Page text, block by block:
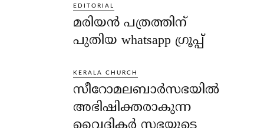
EDITORIAL
മരിയൻ പത്രത്തിന്
പുതിയ whatsapp ഗ്രൂപ്പ്
KERALA CHURCH
സീറോമലബാർസഭയിൽ
അഭിഷിക്തരാകുന്ന